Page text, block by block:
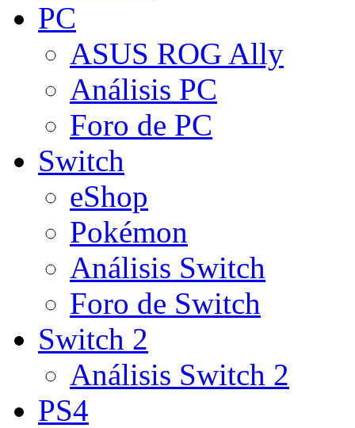
PC
ASUS ROG Ally
Análisis PC
Foro de PC
Switch
eShop
Pokémon
Análisis Switch
Foro de Switch
Switch 2
Análisis Switch 2
PS4